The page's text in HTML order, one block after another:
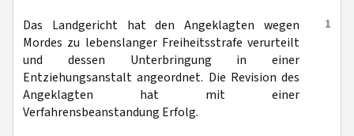
1
Das Landgericht hat den Angeklagten wegen
Mordes zu lebenslanger Freiheitsstrafe verurteilt
und dessen Unterbringung in einer
Entziehungsanstalt angeordnet. Die Revision des
Angeklagten hat mit einer
Verfahrensbeanstandung Erfolg.